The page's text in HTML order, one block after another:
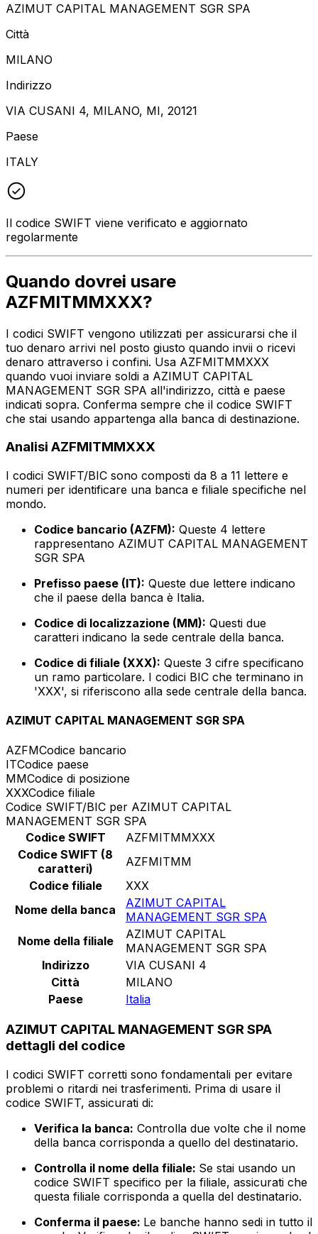
AZIMUT CAPITAL MANAGEMENT SGR SPA
Città
MILANO
Indirizzo
VIA CUSANI 4, MILANO, MI, 20121
Paese
ITALY
Il codice SWIFT viene verificato e aggiornato
regolarmente
Quando dovrei usare
AZFMITMMXXX?
I codici SWIFT vengono utilizzati per assicurarsi che il
tuo denaro arrivi nel posto giusto quando invii o ricevi
denaro attraverso i confini. Usa AZFMITMMXXX
quando vuoi inviare soldi a AZIMUT CAPITAL
MANAGEMENT SGR SPA all'indirizzo, città e paese
indicati sopra. Conferma sempre che il codice SWIFT
che stai usando appartenga alla banca di destinazione.
Analisi AZFMITMMXXX
I codici SWIFT/BIC sono composti da 8 a 11 lettere e
numeri per identificare una banca e filiale specifiche nel
mondo.
Codice bancario (AZFM): Queste 4 lettere
rappresentano AZIMUT CAPITAL MANAGEMENT
SGR SPA
Prefisso paese (IT): Queste due lettere indicano
che il paese della banca è Italia.
Codice di localizzazione (MM): Questi due
caratteri indicano la sede centrale della banca.
Codice di filiale (XXX): Queste 3 cifre specificano
un ramo particolare. I codici BIC che terminano in
'XXX', si riferiscono alla sede centrale della banca.
AZIMUT CAPITAL MANAGEMENT SGR SPA
AZFMCodice bancario
ITCodice paese
MMCodice di posizione
XXXCodice filiale
Codice SWIFT/BIC per AZIMUT CAPITAL
MANAGEMENT SGR SPA
Codice SWIFT
AZFMITMMXXX
Codice SWIFT (8
caratteri)
AZFMITMM
Codice filiale
XXX
Nome della banca
AZIMUT CAPITAL
MANAGEMENT SGR SPA
Nome della filiale
AZIMUT CAPITAL
MANAGEMENT SGR SPA
Indirizzo
VIA CUSANI 4
Città
MILANO
Paese
Italia
AZIMUT CAPITAL MANAGEMENT SGR SPA
dettagli del codice
I codici SWIFT corretti sono fondamentali per evitare
problemi o ritardi nei trasferimenti. Prima di usare il
codice SWIFT, assicurati di:
Verifica la banca: Controlla due volte che il nome
della banca corrisponda a quello del destinatario.
Controlla il nome della filiale: Se stai usando un
codice SWIFT specifico per la filiale, assicurati che
questa filiale corrisponda a quella del destinatario.
Conferma il paese: Le banche hanno sedi in tutto il